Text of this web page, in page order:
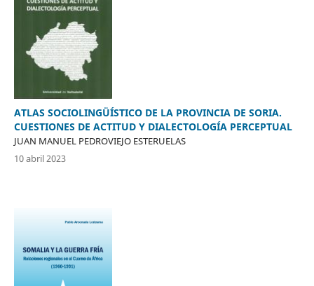
ATLAS SOCIOLINGÜÍSTICO DE LA PROVINCIA DE SORIA.
CUESTIONES DE ACTITUD Y DIALECTOLOGÍA PERCEPTUAL
JUAN MANUEL PEDROVIEJO ESTERUELAS
10 abril 2023